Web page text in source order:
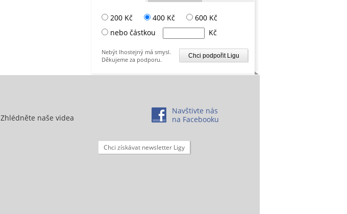
200 Kč 400 Kč
600 Kč
nebo částkou
Kč
Nebýt lhostejný má smysl.
Děkujeme za podporu.
Zhlédněte naše videa
Navštivte nás
na Facebooku
Chci získávat newsletter Ligy